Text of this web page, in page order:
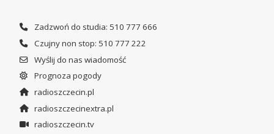
Zadzwoń do studia: 510 777 666
Czujny non stop: 510 777 222
Wyślij do nas wiadomość
Prognoza pogody
radioszczecin.pl
radioszczecinextra.pl
radioszczecin.tv